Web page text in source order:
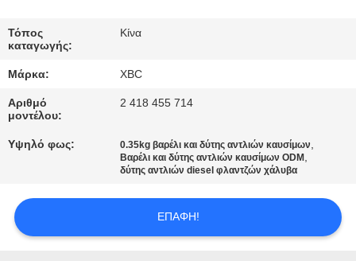
ΈΛΕΓΧΟΣ
ΜΑΣ
ΕΛΆΤΕ
ΣΕ
ΜΕ
ΕΙΔΉΣΕΙΣ
Τόπος
καταγωγής:
Κίνα
Μάρκα: XBC
Αριθμό
μοντέλου:
2 418 455 714
Υψηλό φως: 0.35kg βαρέλι και δύτης αντλιών καυσίμων,
Βαρέλι και δύτης αντλιών καυσίμων ODM ,
δύτης αντλιών diesel φλαντζών χάλυβα
ΕΠΑΦΉ!